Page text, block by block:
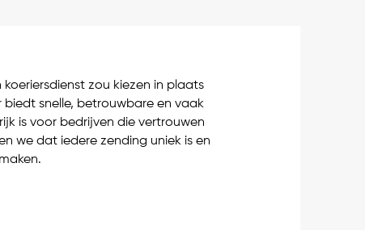
zou kiezen in plaats
snelle, betrouwbare en vaak
is voor bedrijven die vertrouwen
we dat iedere zending uniek is en